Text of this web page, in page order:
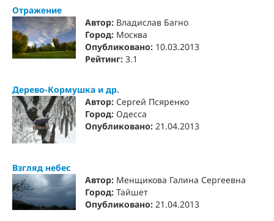
Отражение
Автор: Владислав Багно
Город: Москва
Опубликовано: 10.03.2013
Рейтинг:3.1
Дерево-Кормушка и др.
Автор:Сергей Псяренко
Город:Одесса
Опубликовано:21.04.2013
Взгляд небес
Автор: Менщикова Галина Сергеевна
Город:Тайшет
Опубликовано:21.04.2013